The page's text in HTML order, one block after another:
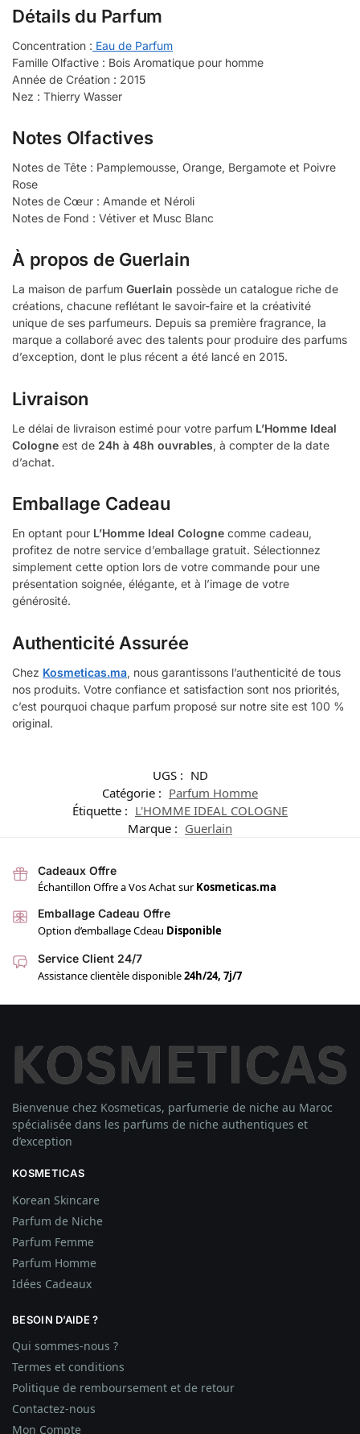
Détails du Parfum
Concentration : Eau de Parfum
Famille Olfactive : Bois Aromatique pour homme
Année de Création : 2015
Nez : Thierry Wasser
Notes Olfactives
Notes de Tête : Pamplemousse, Orange, Bergamote et Poivre
Rose
Notes de Cœur : Amande et Néroli
Notes de Fond : Vétiver et Musc Blanc
À propos de Guerlain
La maison de parfum Guerlain possède un catalogue riche de
créations, chacune reflétant le savoir-faire et la créativité
unique de ses parfumeurs. Depuis sa première fragrance, la
marque a collaboré avec des talents pour produire des parfums
d’exception, dont le plus récent a été lancé en 2015.
Livraison
Le délai de livraison estimé pour votre parfum L’Homme Ideal
Cologne est de 24h à 48h ouvrables, à compter de la date
d’achat.
Emballage Cadeau
En optant pour L’Homme Ideal Cologne comme cadeau,
profitez de notre service d’emballage gratuit. Sélectionnez
simplement cette option lors de votre commande pour une
présentation soignée, élégante, et à l’image de votre
générosité.
Authenticité Assurée
Chez Kosmeticas.ma, nous garantissons l’authenticité de tous
nos produits. Votre confiance et satisfaction sont nos priorités,
c’est pourquoi chaque parfum proposé sur notre site est 100 %
original.
UGS : ND
Catégorie : Parfum Homme
Étiquette : L'HOMME IDEAL COLOGNE
Marque : Guerlain
Cadeaux Offre
Échantillon Offre a Vos Achat surKosmeticas.ma
Emballage Cadeau Offre
Option d’emballage Cdeau Disponible
Service Client 24/7
Assistance clientèle disponible24h/24, 7j/7
Bienvenue chez Kosmeticas, parfumerie de niche au Maroc
spécialisée dans les parfums de niche authentiques et
d’exception
KOSMETICAS
Korean Skincare
Parfum de Niche
Parfum Femme
Parfum Homme
Idées Cadeaux
BESOIN D’AIDE ?
Qui sommes-nous ?
Termes et conditions
Politique de remboursement et de retour
Contactez-nous
Mon Compte